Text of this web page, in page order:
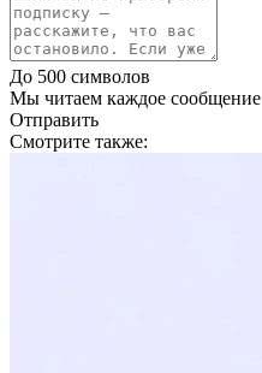
До 500 символов
Мы читаем каждое сообщение
Отправить
Смотрите также: